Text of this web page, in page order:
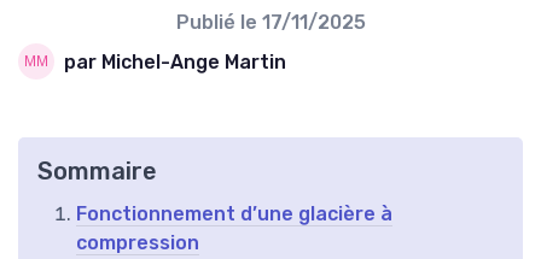
Publié le 17/11/2025
par Michel-Ange Martin
Sommaire
Fonctionnement d’une glacière à
compression